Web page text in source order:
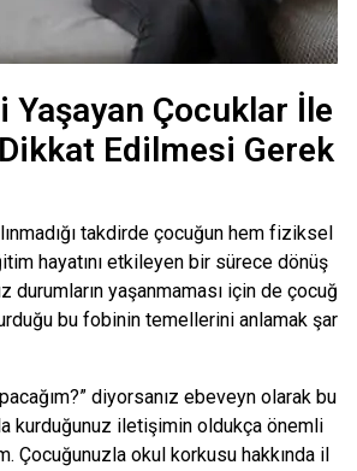
Yaşayan Çocuklar İle
Edilmesi Gerek
takdirde çocuğun hem fiziksel
hayatını etkileyen bir sürece dönüş
durumların yaşanmaması için de çocuğ
bu fobinin temellerini anlamak şar
diyorsanız ebeveyn olarak bu
kurduğunuz iletişimin oldukça önemli
Çocuğunuzla okul korkusu hakkında il